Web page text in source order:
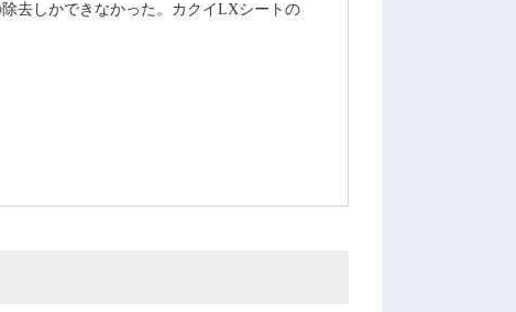
去しかできなかった。カクイLXシートの